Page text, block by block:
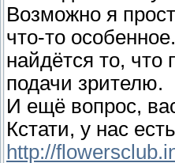
Возможно я
что-то
найдётся то, что
подачи зрителю.
И ещё вопрос,
Кстати, у нас
http://